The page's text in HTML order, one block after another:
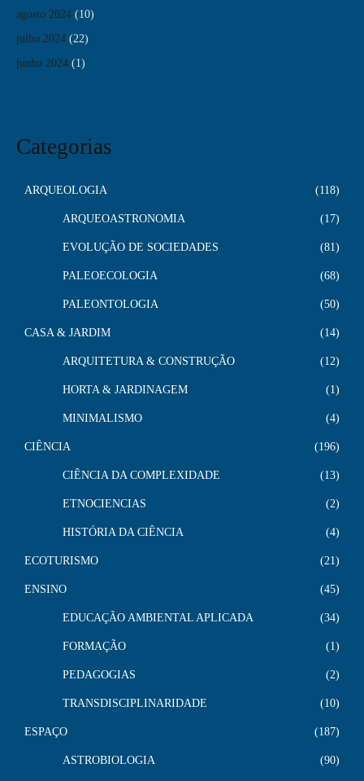
agosto 2024 (10)
julho 2024 (22)
junho 2024 (1)
Categorias
ARQUEOLOGIA 118
ARQUEOASTRONOMIA 17
EVOLUÇÃO DE SOCIEDADES 81
PALEOECOLOGIA 68
PALEONTOLOGIA 50
CASA & JARDIM 14
ARQUITETURA & CONSTRUÇÃO 12
HORTA & JARDINAGEM 1
MINIMALISMO 4
CIÊNCIA 196
CIÊNCIA DA COMPLEXIDADE 13
ETNOCIENCIAS 2
HISTÓRIA DA CIÊNCIA 4
ECOTURISMO 21
ENSINO 45
EDUCAÇÃO AMBIENTAL APLICADA 34
FORMAÇÃO 1
PEDAGOGIAS 2
TRANSDISCIPLINARIDADE 10
ESPAÇO 187
ASTROBIOLOGIA 90